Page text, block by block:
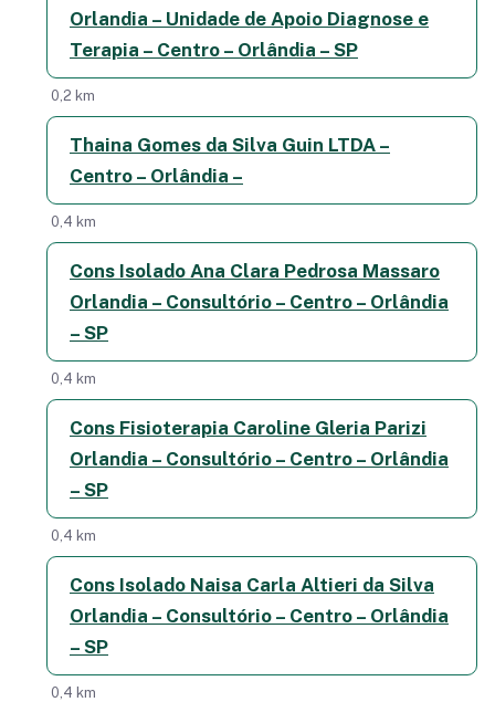
Orlandia – Unidade de Apoio Diagnose e
Terapia – Centro – Orlândia – SP
0,2 km
Thaina Gomes da Silva Guin LTDA –
Centro – Orlândia –
0,4 km
Cons Isolado Ana Clara Pedrosa Massaro
Orlandia – Consultório – Centro – Orlândia
– SP
0,4 km
Cons Fisioterapia Caroline Gleria Parizi
Orlandia – Consultório – Centro – Orlândia
– SP
0,4 km
Cons Isolado Naisa Carla Altieri da Silva
Orlandia – Consultório – Centro – Orlândia
– SP
0,4 km